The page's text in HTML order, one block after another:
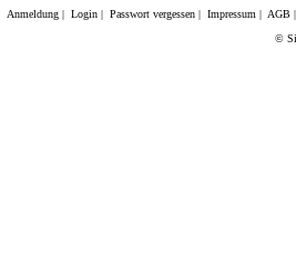
Anmeldung |Login |Passwort vergessen |Impressum | AGB
©